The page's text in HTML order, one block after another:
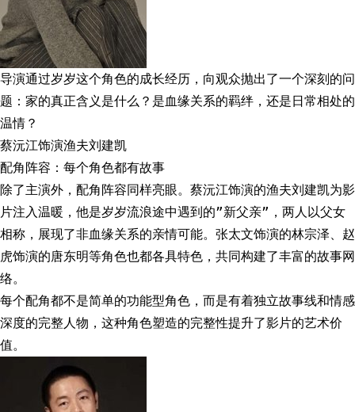
导演通过岁岁这个角色的成长经历，向观众抛出了一个深刻的问
题：家的真正含义是什么？是血缘关系的羁绊，还是日常相处的
温情？
蔡沅江饰演渔夫刘建凯
配角阵容：每个角色都有故事
除了主演外，配角阵容同样亮眼。蔡沅江饰演的渔夫刘建凯为影
片注入温暖，他是岁岁流浪途中遇到的”新父亲”，两人以父女
相称，展现了非血缘关系的亲情可能。张太文饰演的林宗泽、赵
虎饰演的唐东明等角色也都各具特色，共同构建了丰富的故事网
络。
每个配角都不是简单的功能型角色，而是有着独立故事线和情感
深度的完整人物，这种角色塑造的完整性提升了影片的艺术价
值。